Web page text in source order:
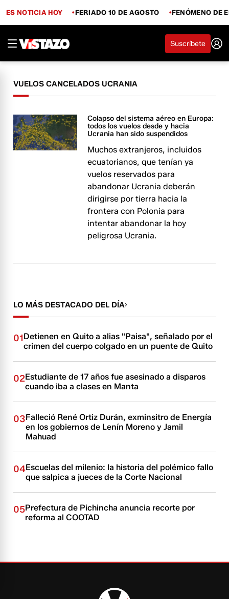
ES NOTICIA HOY FERIADO 10 DE AGOSTO FENÓMENO DE
Suscríbete
VUELOS CANCELADOS UCRANIA
Colapso del sistema aéreo en Europa:
todos los vuelos desde y hacia
Ucrania han sido suspendidos
Muchos extranjeros, incluidos
ecuatorianos, que tenían ya
vuelos reservados para
abandonar Ucrania deberán
dirigirse por tierra hacia la
frontera con Polonia para
intentar abandonar la hoy
peligrosa Ucrania.
LO MÁS DESTACADO DEL DÍA
01Detienen en Quito a alias "Paisa", señalado por el
crimen del cuerpo colgado en un puente de Quito
02Estudiante de 17 años fue asesinado a disparos
cuando iba a clases en Manta
03Falleció René Ortiz Durán, exminsitro de Energía
en los gobiernos de Lenín Moreno y Jamil
Mahuad
04Escuelas del milenio: la historia del polémico fallo
que salpica a jueces de la Corte Nacional
05Prefectura de Pichincha anuncia recorte por
reforma al COOTAD